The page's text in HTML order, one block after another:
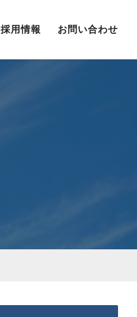
採用情報 お問い合わせ